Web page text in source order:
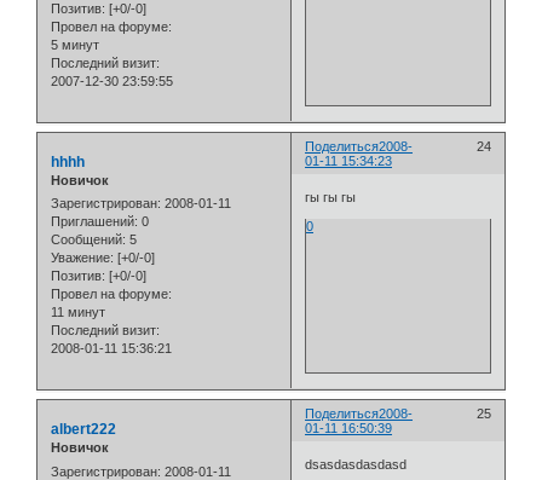
Позитив: [+0/-0]
Провел на форуме:
5 минут
Последний визит:
2007-12-30 23:59:55
Поделиться 24
2008-
01-11 15:34:23
hhhh
Новичок
Зарегистрирован: 2008-01-11
Приглашений: 0
Сообщений: 5
Уважение: [+0/-0]
Позитив: [+0/-0]
Провел на форуме:
11 минут
Последний визит:
2008-01-11 15:36:21
гы гы гы
0
Поделиться 25
2008-
01-11 16:50:39
albert222
Новичок
Зарегистрирован: 2008-01-11
dsasdasdasdasd